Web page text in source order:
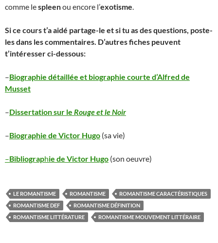
comme lespleenou encore l’exotisme.
Si ce cours t’a aidé partage-le et si tu as des questions, poste-
les dans les commentaires. D’autres fiches peuvent
t’intéresser ci-dessous:
–Biographie détaillée et biographie courte d’Alfred de
Musset
–Dissertation sur le Rouge et le Noir
–Biographie de Victor Hugo (sa vie)
–Bibliographie de Victor Hugo (son oeuvre)
LE ROMANTISME ROMANTISME
ROMANTISME CARACTÉRISTIQUES
ROMANTISME DEF
ROMANTISME DÉFINITION
ROMANTISME LITTÉRATURE
ROMANTISME MOUVEMENT LITTÉRAIRE